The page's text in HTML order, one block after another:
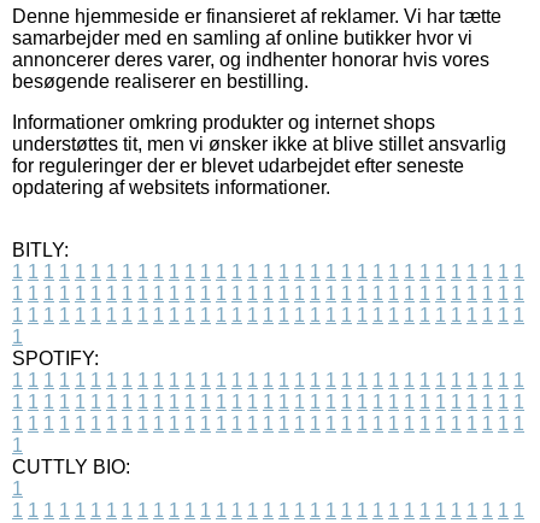
Denne hjemmeside er finansieret af reklamer. Vi har tætte
samarbejder med en samling af online butikker hvor vi
annoncerer deres varer, og indhenter honorar hvis vores
besøgende realiserer en bestilling.
Informationer omkring produkter og internet shops
understøttes tit, men vi ønsker ikke at blive stillet ansvarlig
for reguleringer der er blevet udarbejdet efter seneste
opdatering af websitets informationer.
BITLY:
1 1 1 1 1 1 1 1 1 1 1 1 1 1 1 1 1 1 1 1 1 1 1 1 1 1 1 1 1 1 1 1 1
1 1 1 1 1 1 1 1 1 1 1 1 1 1 1 1 1 1 1 1 1 1 1 1 1 1 1 1 1 1 1 1 1
1 1 1 1 1 1 1 1 1 1 1 1 1 1 1 1 1 1 1 1 1 1 1 1 1 1 1 1 1 1 1 1 1
1
SPOTIFY:
1 1 1 1 1 1 1 1 1 1 1 1 1 1 1 1 1 1 1 1 1 1 1 1 1 1 1 1 1 1 1 1 1
1 1 1 1 1 1 1 1 1 1 1 1 1 1 1 1 1 1 1 1 1 1 1 1 1 1 1 1 1 1 1 1 1
1 1 1 1 1 1 1 1 1 1 1 1 1 1 1 1 1 1 1 1 1 1 1 1 1 1 1 1 1 1 1 1 1
1
CUTTLY BIO:
1
1 1 1 1 1 1 1 1 1 1 1 1 1 1 1 1 1 1 1 1 1 1 1 1 1 1 1 1 1 1 1 1 1